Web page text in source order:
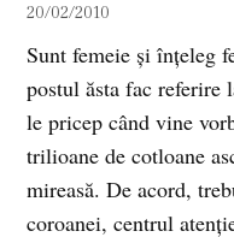
20/02/2010
Sunt femeie şi înţeleg
postul ăsta fac referire
le pricep când vine
trilioane de cotloane
mireasă. De acord,
coroanei, centrul